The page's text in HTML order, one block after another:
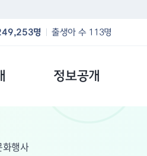
명 출생아 수 113명
정보공개
화행사